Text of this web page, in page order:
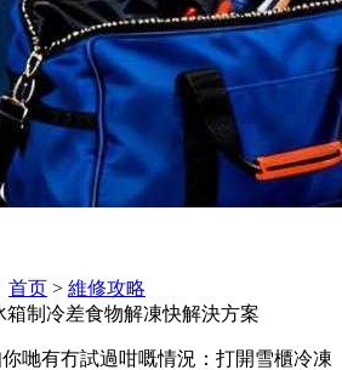
首页 > 維修攻略
制冷差食物解凍快解決方案
哋有冇試過咁嘅情況：打開雪櫃冷凍